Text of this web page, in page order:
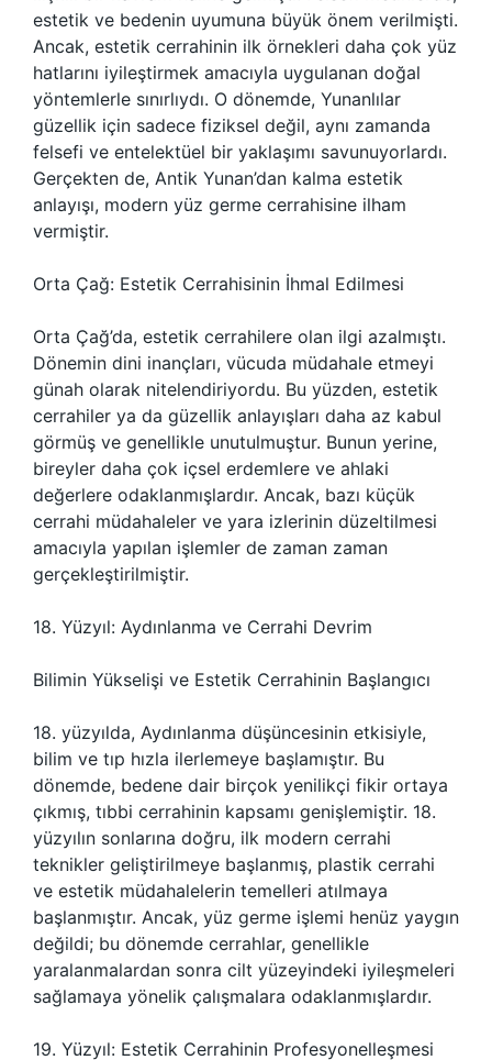
estetik ve bedenin uyumuna büyük önem verilmişti.
Ancak, estetik cerrahinin ilk örnekleri daha çok yüz
hatlarını iyileştirmek amacıyla uygulanan doğal
yöntemlerle sınırlıydı. O dönemde, Yunanlılar
güzellik için sadece fiziksel değil, aynı zamanda
felsefi ve entelektüel bir yaklaşımı savunuyorlardı.
Gerçekten de, Antik Yunan’dan kalma estetik
anlayışı, modern yüz germe cerrahisine ilham
vermiştir.
Orta Çağ: Estetik Cerrahisinin İhmal Edilmesi
Orta Çağ’da, estetik cerrahilere olan ilgi azalmıştı.
Dönemin dini inançları, vücuda müdahale etmeyi
günah olarak nitelendiriyordu. Bu yüzden, estetik
cerrahiler ya da güzellik anlayışları daha az kabul
görmüş ve genellikle unutulmuştur. Bunun yerine,
bireyler daha çok içsel erdemlere ve ahlaki
değerlere odaklanmışlardır. Ancak, bazı küçük
cerrahi müdahaleler ve yara izlerinin düzeltilmesi
amacıyla yapılan işlemler de zaman zaman
gerçekleştirilmiştir.
18. Yüzyıl: Aydınlanma ve Cerrahi Devrim
Bilimin Yükselişi ve Estetik Cerrahinin Başlangıcı
18. yüzyılda, Aydınlanma düşüncesinin etkisiyle,
bilim ve tıp hızla ilerlemeye başlamıştır. Bu
dönemde, bedene dair birçok yenilikçi fikir ortaya
çıkmış, tıbbi cerrahinin kapsamı genişlemiştir. 18.
yüzyılın sonlarına doğru, ilk modern cerrahi
teknikler geliştirilmeye başlanmış, plastik cerrahi
ve estetik müdahalelerin temelleri atılmaya
başlanmıştır. Ancak, yüz germe işlemi henüz yaygın
değildi; bu dönemde cerrahlar, genellikle
yaralanmalardan sonra cilt yüzeyindeki iyileşmeleri
sağlamaya yönelik çalışmalara odaklanmışlardır.
19. Yüzyıl: Estetik Cerrahinin Profesyonelleşmesi